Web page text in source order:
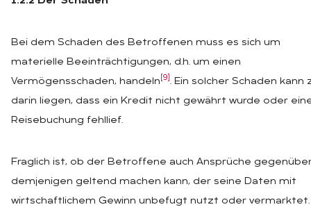
Bei dem Schaden des Betroffenen muss es sich um
materielle Beeinträchtigungen, d.h. um einen
Vermögensschaden, handeln [9] . Ein solcher Schaden kann
darin liegen, dass ein Kredit nicht gewährt wurde oder
Reisebuchung fehllief.
Fraglich ist, ob der Betroffene auch Ansprüche
demjenigen geltend machen kann, der seine Daten mit
wirtschaftlichem Gewinn unbefugt nutzt oder vermarktet.